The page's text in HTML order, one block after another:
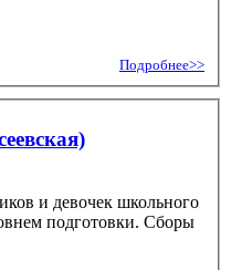
Подробнее>>
и девочек школьного
подготовки. Сборы